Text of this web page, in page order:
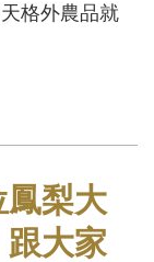
格外農品就
鳳梨大
大家